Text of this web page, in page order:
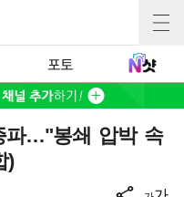
포토
파…"봉쇄 압박 속
)